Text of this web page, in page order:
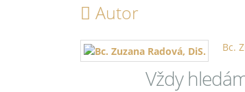
Autor
Bc.
Vždy